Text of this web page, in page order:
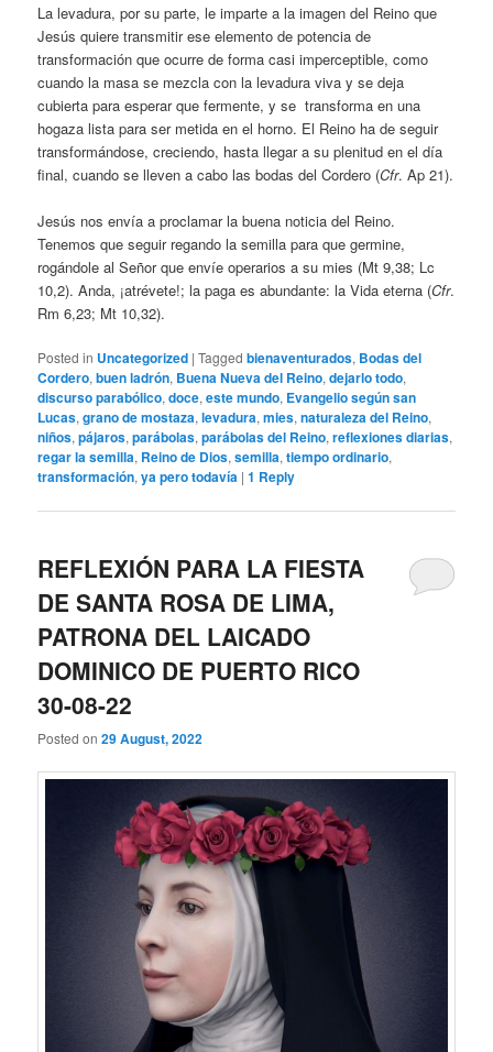
La levadura, por su parte, le imparte a la imagen del Reino que
Jesús quiere transmitir ese elemento de potencia de
transformación que ocurre de forma casi imperceptible, como
cuando la masa se mezcla con la levadura viva y se deja
cubierta para esperar que fermente, y se transforma en una
hogaza lista para ser metida en el horno. El Reino ha de seguir
transformándose, creciendo, hasta llegar a su plenitud en el día
final, cuando se lleven a cabo las bodas del Cordero (Cfr. Ap 21).
Jesús nos envía a proclamar la buena noticia del Reino.
Tenemos que seguir regando la semilla para que germine,
rogándole al Señor que envíe operarios a su mies (Mt 9,38; Lc
10,2). Anda, ¡atrévete!; la paga es abundante: la Vida eterna (Cfr.
Rm 6,23; Mt 10,32).
Posted in Uncategorized |Tagged bienaventurados, Bodas del
Cordero,buen ladrón, Buena Nueva del Reino,dejarlo todo,
discurso parabólico,doce,este mundo, Evangelio según san
Lucas,grano de mostaza,levadura,mies,naturaleza del Reino,
niños,pájaros,parábolas,parábolas del Reino,reflexiones diarias,
regar la semilla, Reino de Dios,semilla,tiempo ordinario,
transformación,ya pero todavía |1 Reply
REFLEXIÓN PARA LA FIESTA
DE SANTA ROSA DE LIMA,
PATRONA DEL LAICADO
DOMINICO DE PUERTO RICO
30-08-22
Posted on29 August, 2022